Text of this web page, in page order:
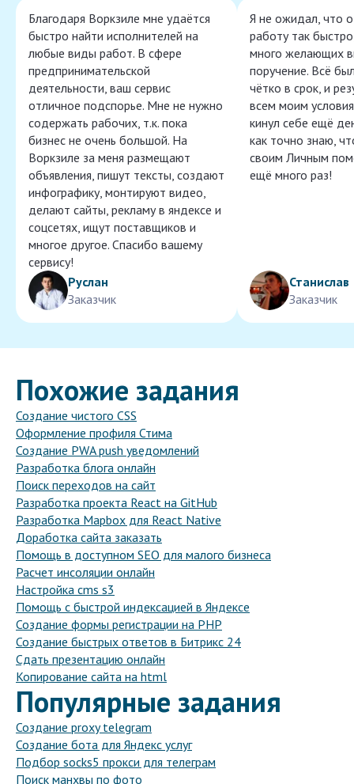
Благодаря Воркзиле мне удаётся
быстро найти исполнителей на
любые виды работ. В сфере
предпринимательской
деятельности, ваш сервис
отличное подспорье. Мне не нужно
содержать рабочих, т.к. пока
бизнес не очень большой. На
Воркзиле за меня размещают
объявления, пишут тексты, создают
инфографику, монтируют видео,
делают сайты, рекламу в яндексе и
соцсетях, ищут поставщиков и
многое другое. Спасибо вашему
сервису!
Руслан
Заказчик
Я не ожидал, что
работу так
много желающих
поручение. Всё
чётко в срок, и
всем моим
кинул себе ещё
как точно знаю,
своим Личным
ещё много раз!
Станислав
Заказчик
Похожие задания
Создание чистого CSS
Оформление профиля Стима
Создание PWA push уведомлений
Разработка блога онлайн
Поиск переходов на сайт
Разработка проекта React на GitHub
Разработка Mapbox для React Native
Доработка сайта заказать
Помощь в доступном SEO для малого бизнеса
Расчет инсоляции онлайн
Настройка cms s3
Помощь с быстрой индексацией в Яндексе
Создание формы регистрации на PHP
Создание быстрых ответов в Битрикс 24
Сдать презентацию онлайн
Копирование сайта на html
Популярные задания
Создание proxy telegram
Создание бота для Яндекс услуг
Подбор socks5 прокси для телеграм
Поиск манхвы по фото